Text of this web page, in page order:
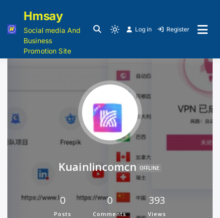
Hmsay
Social media And
Business
Promotion Site
Log in Register
Kuainlincomcn OFFLINE
0
Posts
0
Comments
393
Views